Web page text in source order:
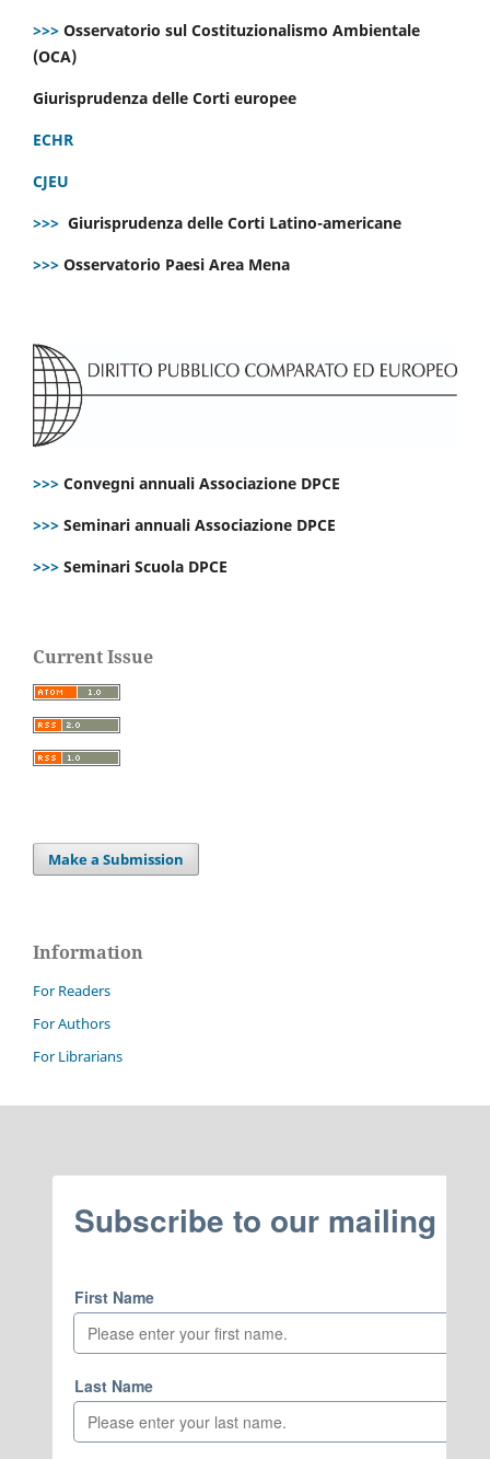
>>> Osservatorio sul Costituzionalismo Ambientale
(OCA)
Giurisprudenza delle Corti europee
ECHR
CJEU
>>> Giurisprudenza delle Corti Latino-americane
>>> Osservatorio Paesi Area Mena
>>> Convegni annuali Associazione DPCE
>>> Seminari annuali Associazione DPCE
>>> Seminari Scuola DPCE
Current Issue
Make a Submission
Information
For Readers
For Authors
For Librarians